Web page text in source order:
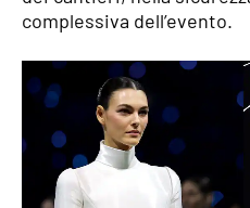
complessiva dell’evento.